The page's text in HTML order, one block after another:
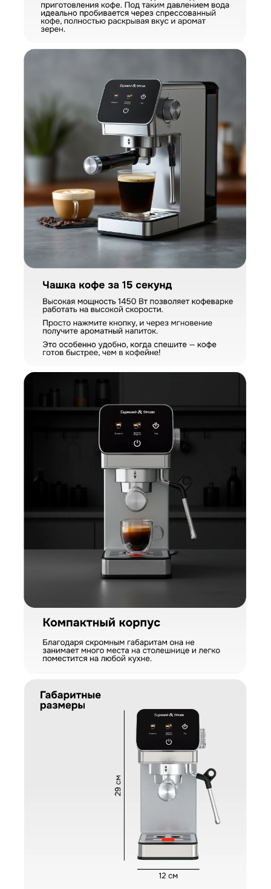
КУПИТЬ В ОДИН КЛИК
Заполните короткую форму —
и мы оформим заказ за вас.
Кофеварка Zigmund & Shtain ZCM-884
Вариант
Ваше имя
Ваш номер
Кофеварка Zigmund & Shtain ZCM-884
Поделитесь впечатлениями
Отправить отзыв
С условиями "Пользовательского соглашения" ознакомлен